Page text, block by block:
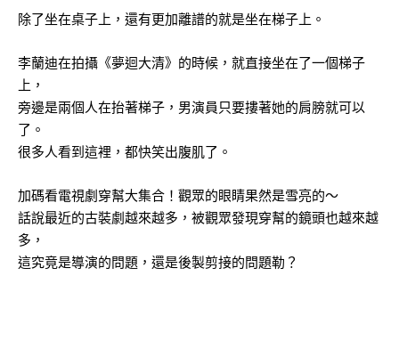
除了坐在桌子上，還有更加離譜的就是坐在梯子上。
李蘭迪在拍攝《夢迴大清》的時候，就直接坐在了一個梯子
上，
旁邊是兩個人在抬著梯子，男演員只要摟著她的肩膀就可以
了。
很多人看到這裡，都快笑出腹肌了。
加碼看電視劇穿幫大集合！觀眾的眼睛果然是雪亮的～
話說最近的古裝劇越來越多，被觀眾發現穿幫的鏡頭也越來越
多，
這究竟是導演的問題，還是後製剪接的問題勒？